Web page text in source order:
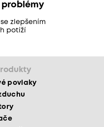
problémy
zlepšením
potíží
povlaky